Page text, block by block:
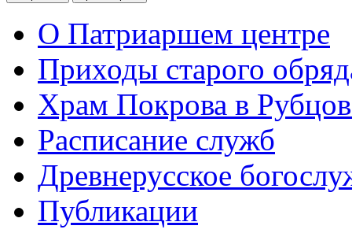
О Патриаршем центре
Приходы старого
Храм Покрова в
Расписание служб
Древнерусское
Публикации